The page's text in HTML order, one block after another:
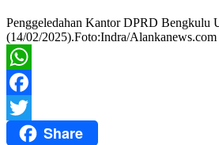
Penggeledahan Kantor DPRD Bengkulu
(14/02/2025).Foto:Indra/Alankanews.com
WhatsApp
Facebook
Twitter Share